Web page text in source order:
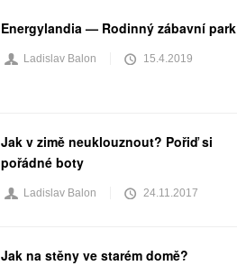
Energylandia — Rodinný zábavní park
Ladislav Balon 15.4.2019
Jak v zimě neuklouznout? Pořiď si
pořádné boty
Ladislav Balon 24.11.2017
Jak na stěny ve starém domě?